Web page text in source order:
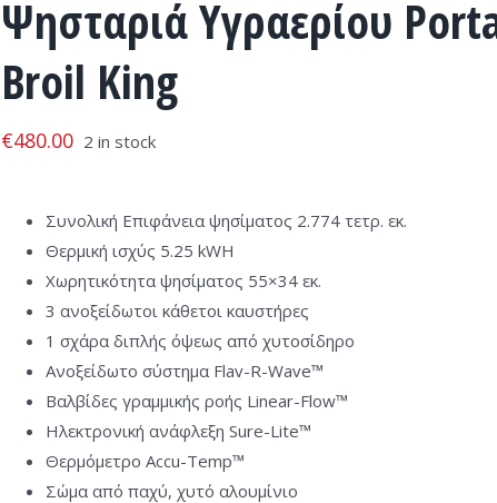
Ψησταριά Υγραερίου
Broil King
€480.00 2 in stock
Συνολική Επιφάνεια ψησίματος 2.774 τετρ. εκ.
Θερμική ισχύς 5.25 kWH
Χωρητικότητα ψησίματος 55×34 εκ.
3 ανοξείδωτοι κάθετοι καυστήρες
1 σχάρα διπλής όψεως από χυτοσίδηρο
Ανοξείδωτο σύστημα Flav-R-Wave™
Βαλβίδες γραμμικής ροής Linear-Flow™
Ηλεκτρονική ανάφλεξη Sure-Lite™
Θερμόμετρο Accu-Temp™
Σώμα από παχύ, χυτό αλουμίνιο